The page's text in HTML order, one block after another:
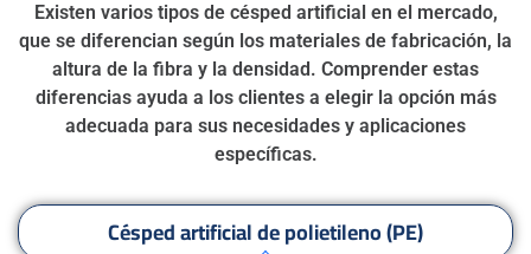
Existen varios tipos de césped artificial en el mercado,
que se diferencian según los materiales de fabricación, la
altura de la fibra y la densidad. Comprender estas
diferencias ayuda a los clientes a elegir la opción más
adecuada para sus necesidades y aplicaciones
específicas.
Césped artificial de polietileno (PE)